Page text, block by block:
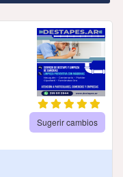
Sugerir cambios